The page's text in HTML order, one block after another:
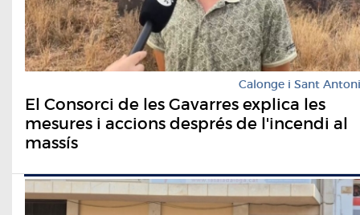
Calonge i Sant Antoni
El Consorci de les Gavarres explica les
mesures i accions després de l'incendi al
massís